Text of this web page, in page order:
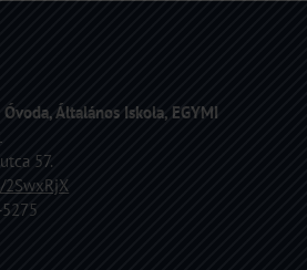
Általános Iskola, EGYMI
57.